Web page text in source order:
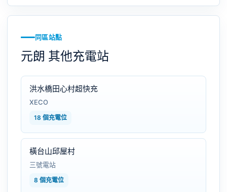
同區站點
元朗 其他充電站
洪水橋田心村超快充
XECO
18 個充電位
橫台山邱屋村
三號電站
8 個充電位